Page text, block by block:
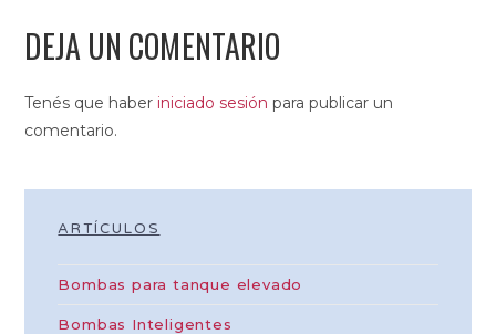
DEJA UN COMENTARIO
Tenés que haber iniciado sesión para publicar un
comentario.
ARTÍCULOS
Bombas para tanque elevado
Bombas Inteligentes